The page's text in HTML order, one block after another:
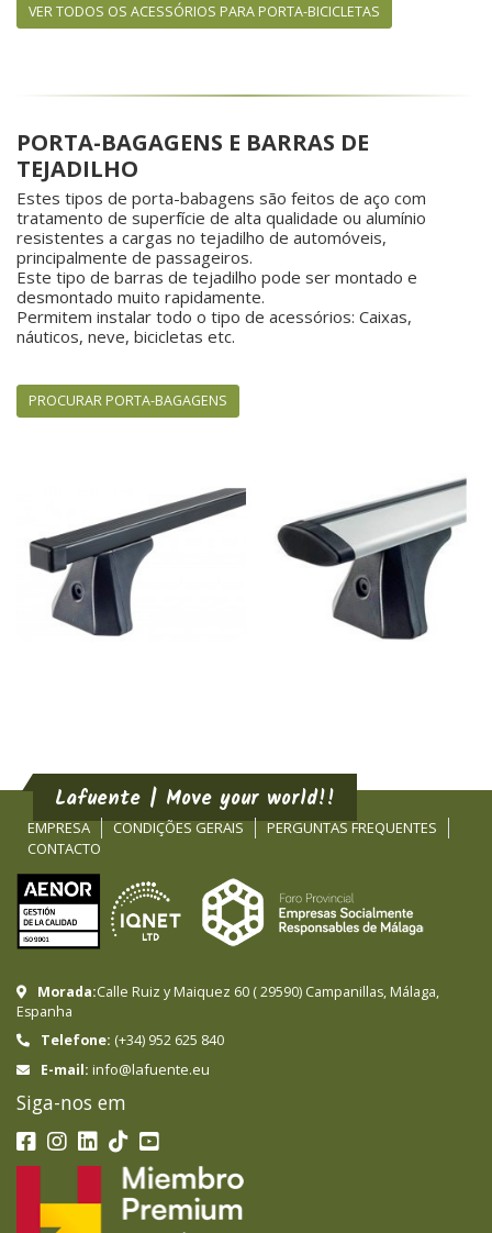
VER TODOS OS ACESSÓRIOS PARA PORTA-BICICLETAS
PORTA-BAGAGENS E BARRAS DE
TEJADILHO
Estes tipos de porta-babagens são feitos de aço com
tratamento de superfície de alta qualidade ou alumínio
resistentes a cargas no tejadilho de automóveis,
principalmente de passageiros.
Este tipo de barras de tejadilho pode ser montado e
desmontado muito rapidamente.
Permitem instalar todo o tipo de acessórios: Caixas,
náuticos, neve, bicicletas etc.
PROCURAR PORTA-BAGAGENS
Lafuente | Move your world!!
EMPRESA CONDIÇÕES GERAIS
PERGUNTAS FREQUENTES
CONTACTO
Morada:Calle Ruiz y Maiquez 60 (29590) Campanillas, Málaga,
Espanha
Telefone: (+34) 952 625 840
E-mail: info@lafuente.eu
Siga-nos em